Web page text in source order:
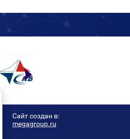
Сайт создан в:
megagroup.ru